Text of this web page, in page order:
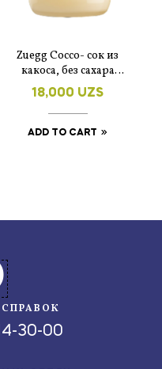
Zuegg Cocco- сок из
какоса, без сахара
200мл
18,000 UZS
ADD TO CART
30-00